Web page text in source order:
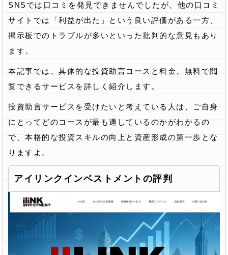
SNSでは口コミを発見できませんでしたが、他の口コミ
サイトでは「利益が出た」という良い評価がある一方、
掲示板でのトラブルが多いといった批判的な意見もあり
ます。
本記事では、具体的な投資助言コースと料金、無料で閲
覧できるサービスを詳しく紹介します。
投資助言サービスを受けたいと考えている人は、ご自身
にとってどのコースが最も適しているのかがわかるの
で、本格的な投資スキルの向上と資産形成の第一歩とな
りますよ。
アイリンクインベストメントの評判